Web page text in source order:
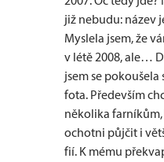
již nebudu: název
Myslela jsem, že
v létě 2008, ale…
jsem se
fota. Především
několika
ochotni půjčit i
fií. K mému